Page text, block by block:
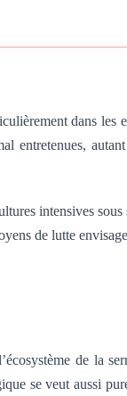
dans les
intensives
de lutte
de la
se veut aussi